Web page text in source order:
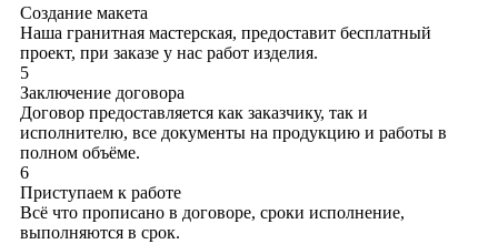
Создание макета
Наша гранитная мастерская, предоставит бесплатный
проект, при заказе у нас работ изделия.
5
Заключение договора
Договор предоставляется как заказчику, так и
исполнителю, все документы на продукцию и работы в
полном объёме.
6
Приступаем к работе
Всё что прописано в договоре, сроки исполнение,
выполняются в срок.